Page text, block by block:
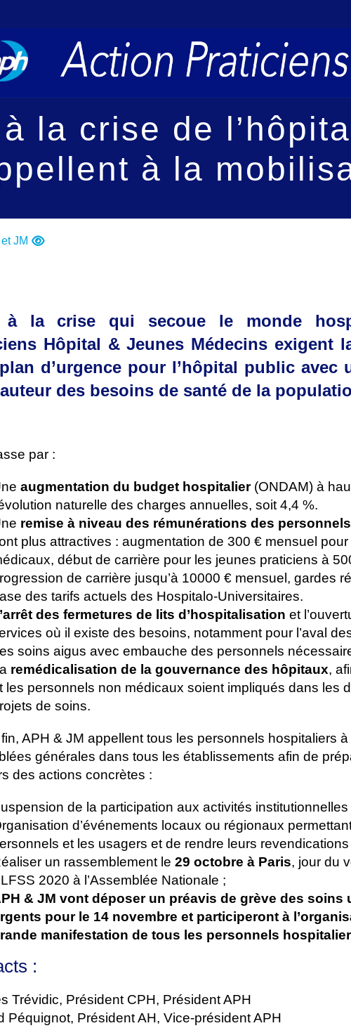
la crise de
à la
JM
à la crise qui secoue le monde
Hôpital & Jeunes Médecins exigent
d’urgence pour l’hôpital public avec
des besoins de santé de la
par :
augmentation du budget hospitalier(ONDAM) à
naturelle des charges annuelles, soit 4,4 %.
remise à niveau des rémunérations des
plus attractives : augmentation de 300 € mensuel
début de carrière pour les jeunes praticiens à
de carrière jusqu’à 10000 € mensuel, gardes
des tarifs actuels des Hospitalo-Universitaires.
des fermetures de lits d’hospitalisation et
où il existe des besoins, notamment pour l’aval
soins aigus avec embauche des personnels
remédicalisation de la gouvernance des hôpitaux,
les personnels non médicaux soient impliqués dans les
de soins.
APH & JM appellent tous les personnels hospitaliers
générales dans tous les établissements afin de
des actions concrètes :
de la participation aux activités institutionnelles
d’événements locaux ou régionaux
et les usagers et de rendre leurs
un rassemblement le 29 octobre à Paris, jour du
2020 à l’Assemblée Nationale ;
& JM vont déposer un préavis de grève des soins
pour le 14 novembre et participeront à
manifestation de tous les personnels
:
Trévidic, Président CPH, Président APH
Péquignot, Président AH, Vice-président APH